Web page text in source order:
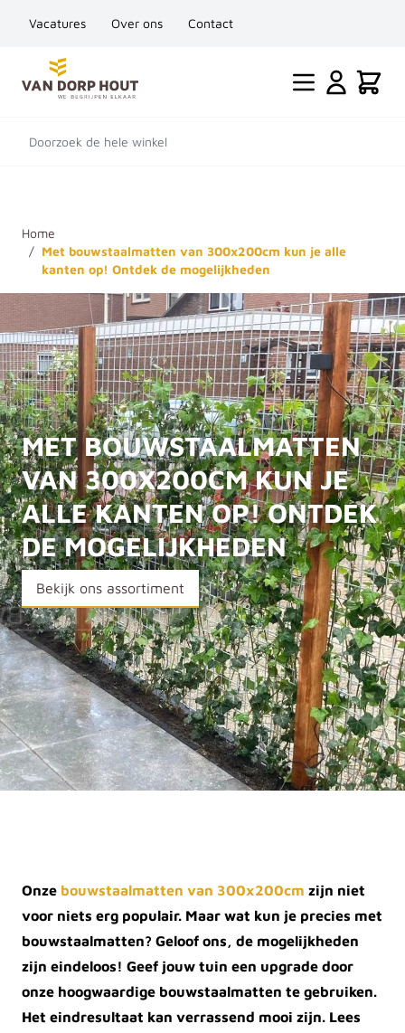
Vacatures Over ons Contact
Ga naar de inhoud
Cart
Doorzoek de hele winkel
Home
/ Met bouwstaalmatten van 300x200cm kun je alle
kanten op! Ontdek de mogelijkheden
MET BOUWSTAALMATTEN
VAN 300X200CM KUN JE
ALLE KANTEN OP! ONTDEK
DE MOGELIJKHEDEN
Bekijk ons assortiment
Onze bouwstaalmatten van 300x200cm zijn niet
voor niets erg populair. Maar wat kun je precies met
bouwstaalmatten? Geloof ons, de mogelijkheden
zijn eindeloos! Geef jouw tuin een upgrade door
onze hoogwaardige bouwstaalmatten te gebruiken.
Het eindresultaat kan verrassend mooi zijn. Lees